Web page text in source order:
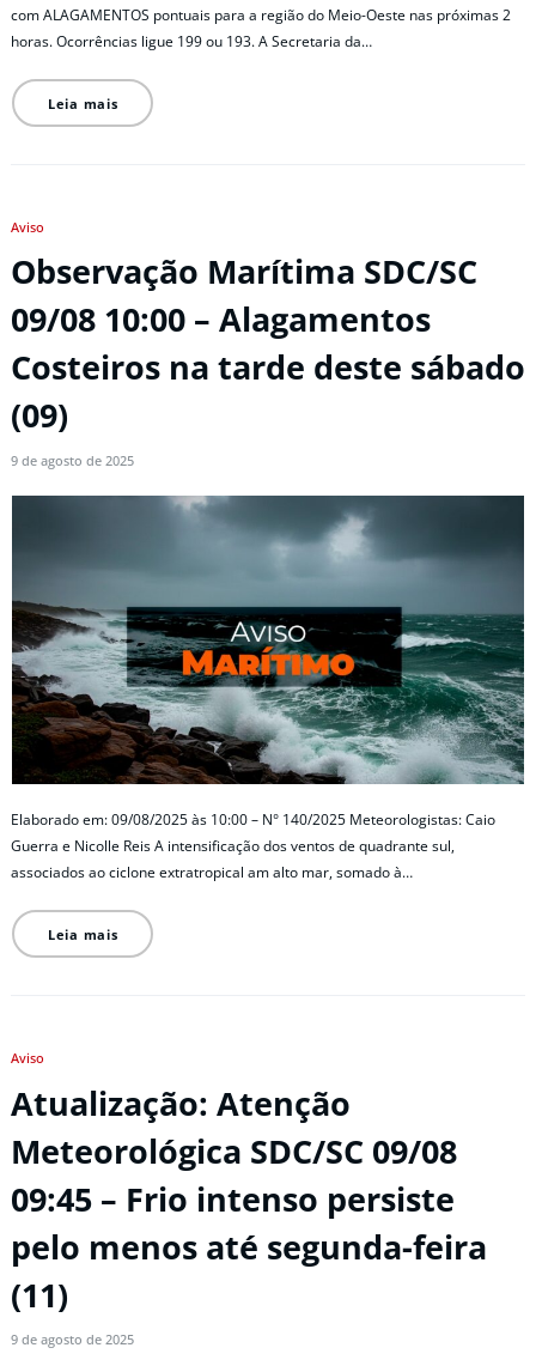
com ALAGAMENTOS pontuais para a região do Meio-Oeste nas próximas 2
horas. Ocorrências ligue 199 ou 193. A Secretaria da…
Leia mais
Aviso
Observação Marítima SDC/SC
09/08 10:00 – Alagamentos
Costeiros na tarde deste sábado
(09)
9 de agosto de 2025
Elaborado em: 09/08/2025 às 10:00 – N° 140/2025 Meteorologistas: Caio
Guerra e Nicolle Reis A intensificação dos ventos de quadrante sul,
associados ao ciclone extratropical am alto mar, somado à…
Leia mais
Aviso
Atualização: Atenção
Meteorológica SDC/SC 09/08
09:45 – Frio intenso persiste
pelo menos até segunda-feira
(11)
9 de agosto de 2025